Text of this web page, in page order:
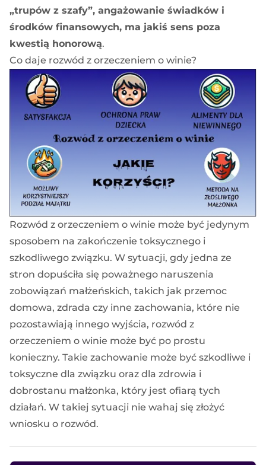
„trupów z szafy”, angażowanie świadków i
środków finansowych, ma jakiś sens poza
kwestią honorową.
Co daje rozwód z orzeczeniem o winie?
Rozwód z orzeczeniem o winie może być jedynym
sposobem na zakończenie toksycznego i
szkodliwego związku. W sytuacji, gdy jedna ze
stron dopuściła się poważnego naruszenia
zobowiązań małżeńskich, takich jak przemoc
domowa, zdrada czy inne zachowania, które nie
pozostawiają innego wyjścia, rozwód z
orzeczeniem o winie może być po prostu
konieczny. Takie zachowanie może być szkodliwe i
toksyczne dla związku oraz dla zdrowia i
dobrostanu małżonka, który jest ofiarą tych
działań. W takiej sytuacji nie wahaj się złożyć
wniosku o rozwód.